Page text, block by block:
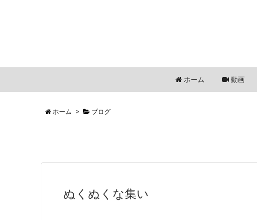
ホーム 動画
ホーム > ブログ
ぬくぬくな集い